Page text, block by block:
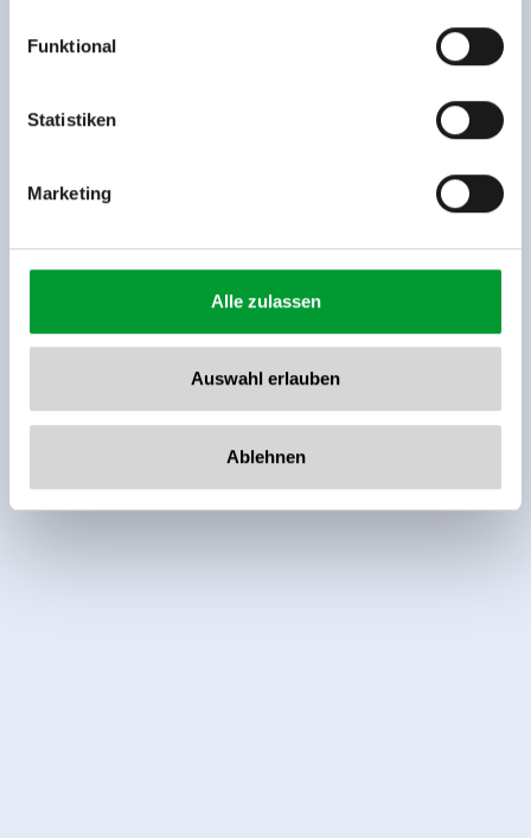
Rohr 23// A-6280 Zell am Ziller
www.zillertalarena.com
Funktional
Statistiken
Marketing
Alle zulassen
Auswahl erlauben
Ablehnen